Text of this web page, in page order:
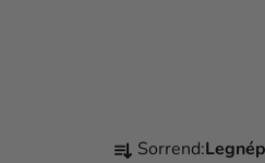
T Sorrend: